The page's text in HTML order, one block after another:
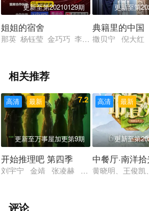
更新至第20210129期
姐姐的宿舍
那英 杨钰莹 金巧巧 李慧珍 左小青 程
更新至第
典籍里的中国
撒贝宁 倪大
相关推荐
最新
高清 7.2
更新至万事屋加更第9期
开始推理吧 第四季
刘宇宁 金靖 张凌赫 丁程鑫 周柯宇
最新
高清
更新至第
中餐厅·南洋
黄晓明、王俊
评论